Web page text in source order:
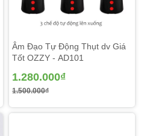
Manmaio - AD39
ra vệ sinh thoải mái với nước
để lau khô sản phẩm và
Âm Đạo Tự Động Thụt dv Giá
Tốt OZZY - AD101
1.280.000₫
1.500.000₫